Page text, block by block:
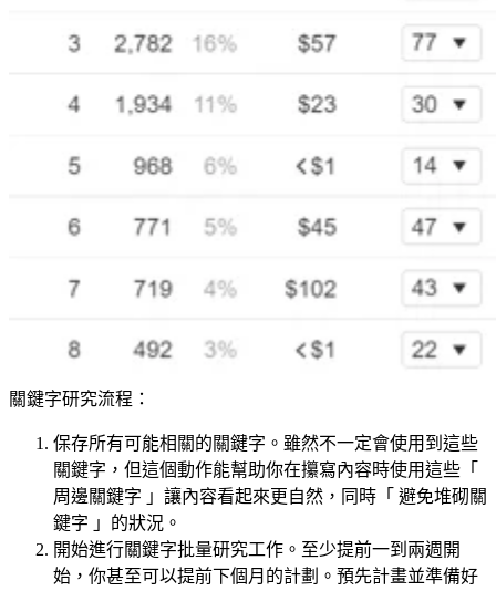
關鍵字研究流程：
保存所有可能相關的關鍵字。雖然不一定會使用到這些
關鍵字，但這個動作能幫助你在攥寫內容時使用這些「
周邊關鍵字 」讓內容看起來更自然，同時「 避免堆砌關
鍵字 」的狀況。
開始進行關鍵字批量研究工作。至少提前一到兩週開
始，你甚至可以提前下個月的計劃。預先計畫並準備好